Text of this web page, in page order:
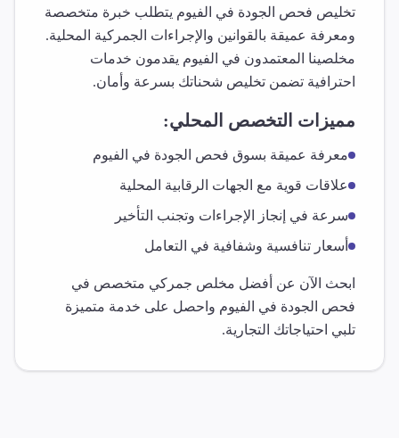
تخليص فحص الجودة في الفيوم يتطلب خبرة متخصصة
ومعرفة عميقة بالقوانين والإجراءات الجمركية المحلية.
مخلصينا المعتمدون في الفيوم يقدمون خدمات
احترافية تضمن تخليص شحناتك بسرعة وأمان.
مميزات التخصص المحلي:
معرفة عميقة بسوق فحص الجودة في الفيوم
علاقات قوية مع الجهات الرقابية المحلية
سرعة في إنجاز الإجراءات وتجنب التأخير
أسعار تنافسية وشفافية في التعامل
ابحث الآن عن أفضل مخلص جمركي متخصص في
فحص الجودة في الفيوم واحصل على خدمة متميزة
تلبي احتياجاتك التجارية.